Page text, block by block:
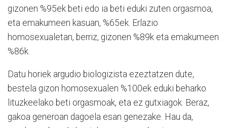
gizonen %95ek beti edo ia beti eduki zuten orgasmoa,
eta emakumeen kasuan, %65ek. Erlazio
homosexualetan, berriz, gizonen %89k eta emakumeen
%86k.
Datu horiek argudio biologizista ezeztatzen dute,
bestela gizon homosexualen %100ek eduki beharko
lituzkeelako beti orgasmoak, eta ez gutxiagok. Beraz,
gakoa generoan dagoela esan genezake. Hau da,